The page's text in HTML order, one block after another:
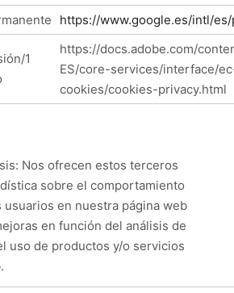
https://www.google.es/intl/
1
https://docs.adobe.com/
ES/core-services/interface/
cookies/cookies-privacy.html
Nos ofrecen estos terceros
sobre el comportamiento
en nuestra página web
en función del análisis de
uso de productos y/o servicios